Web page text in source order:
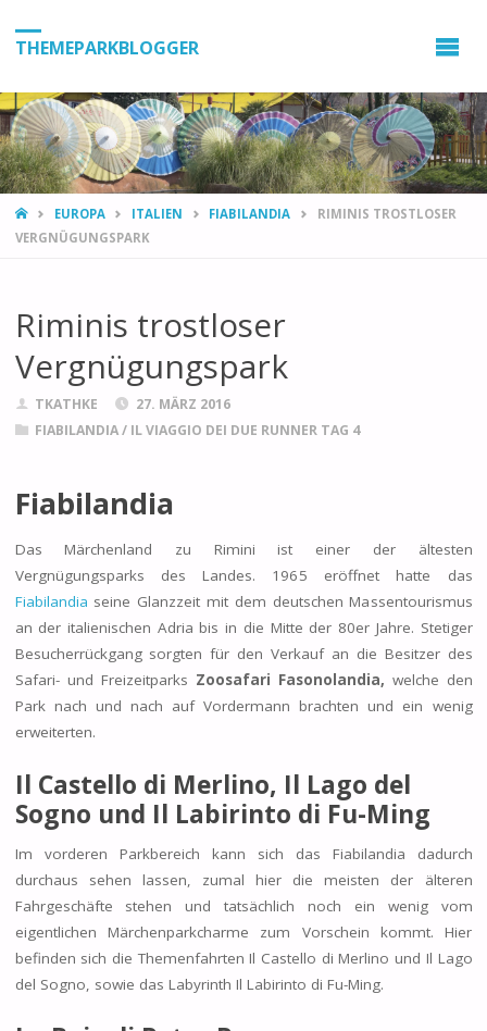
THEMEPARKBLOGGER
HOMEEUROPA ITALIEN FIABILANDIA
RIMINIS TROSTLOSER
VERGNÜGUNGSPARK
Riminis trostloser
Vergnügungspark
TKATHKE
27. MÄRZ 2016
FIABILANDIA/ IL VIAGGIO DEI DUE RUNNER TAG 4
Fiabilandia
Das Märchenland zu Rimini ist einer der ältesten
Vergnügungsparks des Landes. 1965 eröffnet hatte das
Fiabilandia seine Glanzzeit mit dem deutschen Massentourismus
an der italienischen Adria bis in die Mitte der 80er Jahre. Stetiger
Besucherrückgang sorgten für den Verkauf an die Besitzer des
Safari- und Freizeitparks Zoosafari Fasonolandia, welche den
Park nach und nach auf Vordermann brachten und ein wenig
erweiterten.
Il Castello di Merlino, Il Lago del
Sogno und Il Labirinto di Fu-Ming
Im vorderen Parkbereich kann sich das Fiabilandia dadurch
durchaus sehen lassen, zumal hier die meisten der älteren
Fahrgeschäfte stehen und tatsächlich noch ein wenig vom
eigentlichen Märchenparkcharme zum Vorschein kommt. Hier
befinden sich die Themenfahrten Il Castello di Merlino und Il Lago
del Sogno, sowie das Labyrinth Il Labirinto di Fu-Ming.